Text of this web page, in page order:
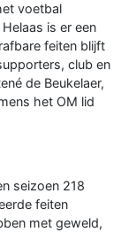
voetbal
is er een
feiten blijft
club en
de Beukelaer,
het OM lid
seizoen 218
feiten
met geweld,